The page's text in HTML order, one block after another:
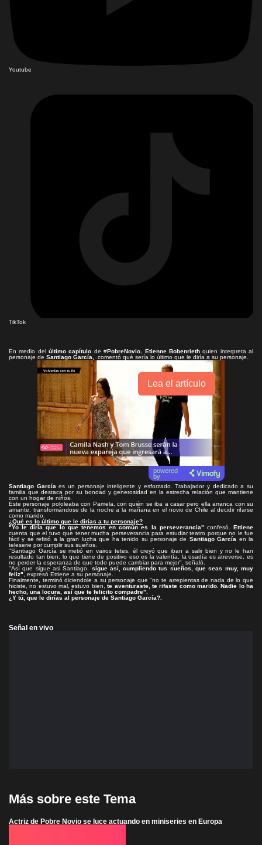
Youtube
TikTok
En medio delúltimo capítulo de #PobreNovio Etienne Bobenriethquien interpreta al
personaje de Santiago García, comentó qué sería lo último que le diría a su personaje.
Lea el artículo
powered
by
Santiago García es un personaje inteligente y esforzado. Trabajador y dedicado a su
familia que destaca por su bondad y generosidad en la estrecha relación que mantiene
con un hogar de niños.
Este personaje pololeaba con Pamela, con quién se iba a casar pero ella arranca con su
amante, transformándose de la noche a la mañana en el novio de Chile al decidir rifarse
como marido.
¿Qué es lo último que le dirías a tu personaje?
"Yo le diría que lo que tenemos en común es la perseverancia" confesó.Ettiene
cuenta que el tuvo que tener mucha perseverancia para estudiar teatro porque no le fue
fácil y se refirió a la gran lucha que ha tenido su personaje de Santiago García en la
teleserie por cumplir sus sueños.
"Santiago García se metió en vairos tetes, él creyó que iban a salir bien y no le han
resultado tan bien, lo que tiene de positivo eso es la valentía, la osadía es atreverse, es
no perder la esperanza de que todo puede cambiar para mejor", señaló.
"Así que sigue asi Santiago, sigue así, cumpliendo tus sueños, que seas muy, muy
feliz" , expresó Ettiene a su personaje.
Finalmente, terminó diciendole a su personaje que "no te arrepientas de nada de lo que
hiciste, no estuvo mal, estuvo bien,te aventuraste, te rifaste como marido. Nadie lo ha
hecho, una locura, así que te felicito compadre".
¿Y tú, que le dirías al personaje de Santiago García?.
Señal en vivo
Más sobre este Tema
Actriz de Pobre Novio se luce actuando en miniseries en Europa